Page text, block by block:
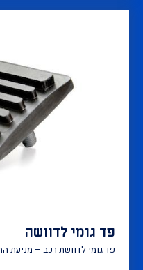
פד גומי לדוושה
פד גומי לדוושת רכב – מניעת